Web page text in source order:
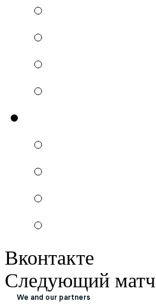
Вконтакте
Следующий матч